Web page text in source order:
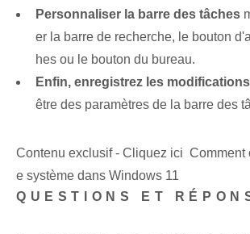
Personnaliser la barre des tâches
er la barre de recherche, le bouton
hes ou le bouton du bureau.
Enfin,⁢ enregistrez ⁤les modifications
être des paramètres de la barre des
Contenu exclusif - Cliquez ici Comment
e système dans Windows 11
QUESTIONS ET